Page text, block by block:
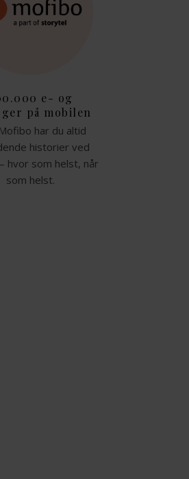
e- og
på mobilen
har du altid
historier ved
hvor som helst, når
som helst.